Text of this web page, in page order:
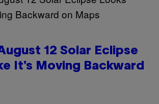
12 Solar Eclipse
It’s Moving Backward